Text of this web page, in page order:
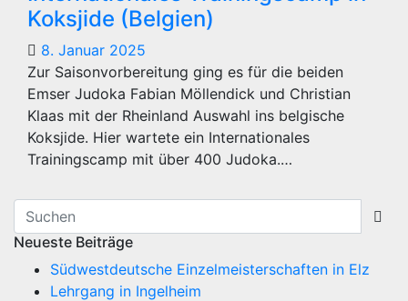
Koksjide (Belgien)
8. Januar 2025
Zur Saisonvorbereitung ging es für die beiden
Emser Judoka Fabian Möllendick und Christian
Klaas mit der Rheinland Auswahl ins belgische
Koksjide. Hier wartete ein Internationales
Trainingscamp mit über 400 Judoka.…
Neueste Beiträge
Südwestdeutsche Einzelmeisterschaften in Elz
Lehrgang in Ingelheim